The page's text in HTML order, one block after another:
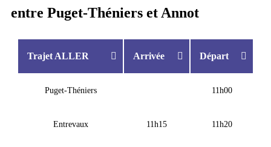
entre Puget-Théniers et Annot
Trajet ALLER Arrivée Départ
Puget-Théniers 11h00
Entrevaux 11h15 11h20